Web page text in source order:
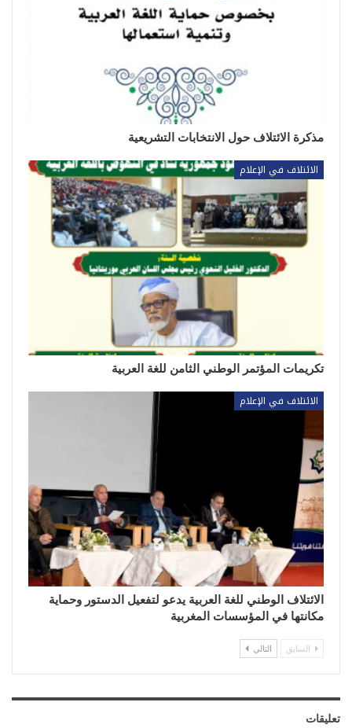
مذكرة الائتلاف حول الانتخابات التشريعية
الائتلاف في الإعلام
تكريمات المؤتمر الوطني الثامن للغة العربية
الائتلاف في الإعلام
الائتلاف الوطني للغة العربية يدعو لتفعيل الدستور وحماية
مكانتها في المؤسسات المغربية
السابق التالي
تعليقات